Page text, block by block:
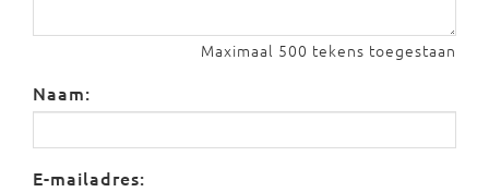
Maximaal 500 tekens toegestaan
Naam:
E-mailadres: